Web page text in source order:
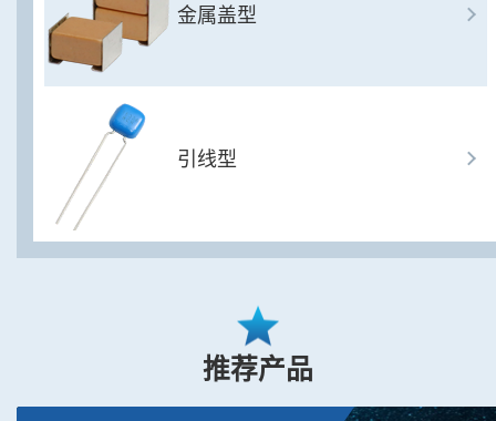
金属盖型
引线型
推荐产品